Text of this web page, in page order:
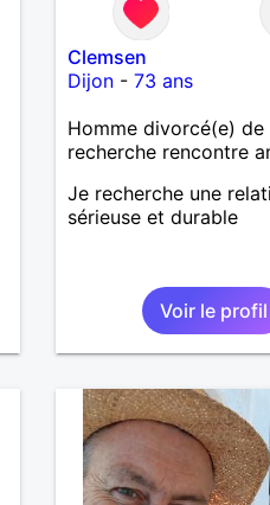
Clemsen
Dijon- 73 ans
Homme divorcé(e) de
recherche rencontre
Je recherche une
sérieuse et durable
Voir le profil